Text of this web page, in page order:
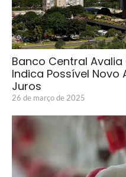
Banco Central
Indica Possível
Juros
26 de março de 2025